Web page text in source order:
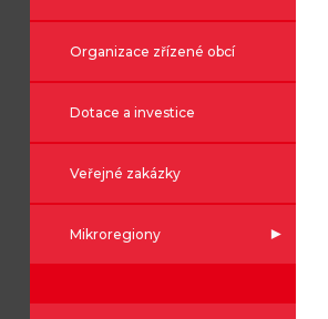
Organizace zřízené obcí
Dotace a investice
Veřejné zakázky
Mikroregiony